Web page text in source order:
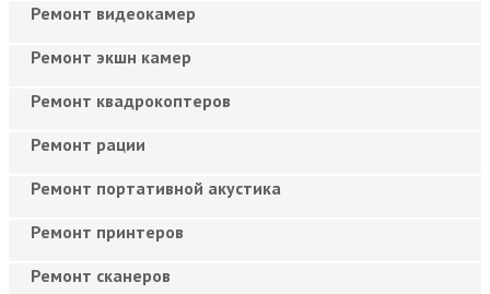
Ремонт видеокамер
Ремонт экшн камер
Ремонт квадрокоптеров
Ремонт рации
Ремонт портативной акустика
Ремонт принтеров
Ремонт сканеров